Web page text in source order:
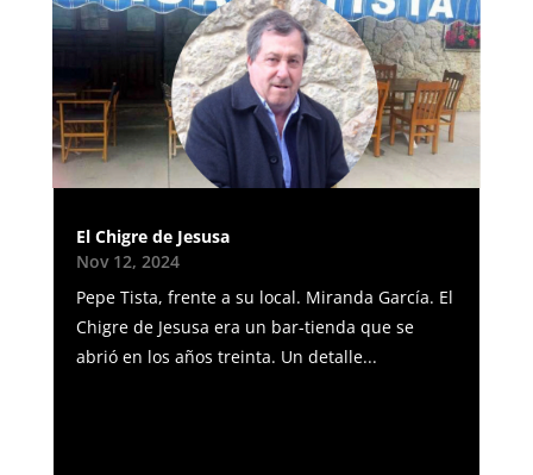
El Chigre de Jesusa
Nov 12, 2024
Pepe Tista, frente a su local. Miranda García. El
Chigre de Jesusa era un bar-tienda que se
abrió en los años treinta. Un detalle...